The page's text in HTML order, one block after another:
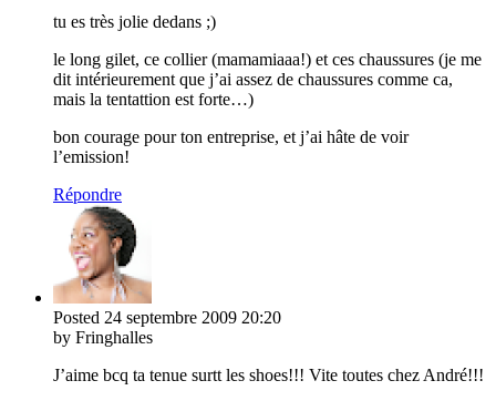
tu es très jolie dedans ;)
le long gilet, ce collier (mamamiaaa!) et ces chaussures (je me
dit intérieurement que j’ai assez de chaussures comme ca,
mais la tentattion est forte…)
bon courage pour ton entreprise, et j’ai hâte de voir
l’emission!
Répondre
Posted 24 septembre 2009 20:20
by Fringhalles
J’aime bcq ta tenue surtt les shoes!!! Vite toutes chez André!!!